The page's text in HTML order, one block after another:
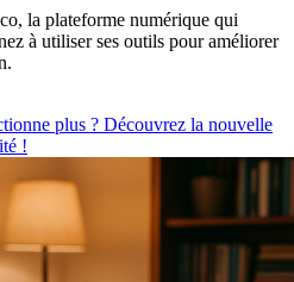
la plateforme numérique qui
à utiliser ses outils pour améliorer
plus ? Découvrez la nouvelle
!